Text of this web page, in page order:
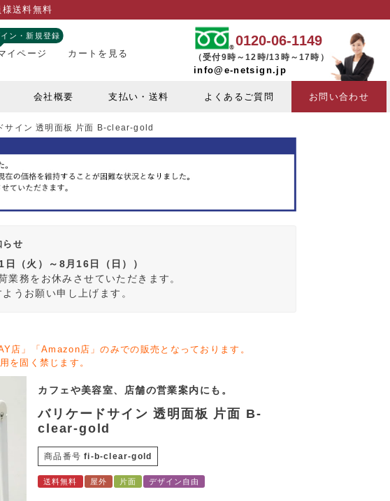
送料無料
イン・新規登録
イページ カートを見る
0120-06-1149
（受付9時～12時/13時～17時）
info@e-netsign.jp
会社概要 支払い・送料 よくあるご質問 お問い合わせ
サイン 透明面板 片面 B-clear-gold
らせ
（火）～8月16日（日））
務をお休みさせていただきます。
うお願い申し上げます。
店」「Amazon店」のみでの販売となっております。
を固く禁じます。
カフェや美容室、店舗の営業案内にも。
バリケードサイン 透明面板 片面 B-
clear-gold
商品番号 fi-b-clear-gold
送料無料 屋外 片面 デザイン自由